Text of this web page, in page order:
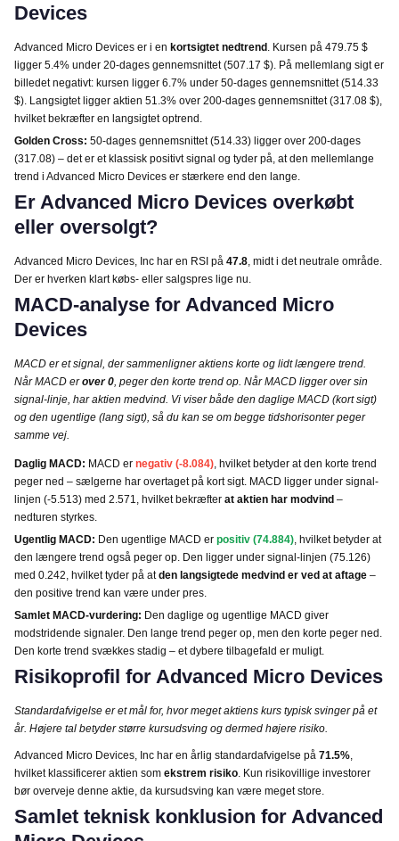
Devices
Advanced Micro Devices er i en kortsigtet nedtrend . Kursen på 479.75 $
ligger 5.4% under 20-dages gennemsnittet (507.17 $). På mellemlang sigt er
billedet negativt: kursen ligger 6.7% under 50-dages gennemsnittet (514.33
$). Langsigtet ligger aktien 51.3% over 200-dages gennemsnittet (317.08 $),
hvilket bekræfter en langsigtet optrend.
Golden Cross: 50-dages gennemsnittet (514.33) ligger over 200-dages
(317.08) – det er et klassisk positivt signal og tyder på, at den mellemlange
trend i Advanced Micro Devices er stærkere end den lange.
Er Advanced Micro Devices overkøbt
eller oversolgt?
Advanced Micro Devices, Inc har en RSI på 47.8 , midt i det neutrale område.
Der er hverken klart købs- eller salgspres lige nu.
MACD-analyse for Advanced Micro
Devices
MACD er et signal, der sammenligner aktiens korte og lidt længere trend.
Når MACD erover 0 , peger den korte trend op. Når MACD ligger over sin
signal-linje, har aktien medvind. Vi viser både den daglige MACD (kort sigt)
og den ugentlige (lang sigt), så du kan se om begge tidshorisonter peger
samme vej.
Daglig MACD: MACD er negativ (-8.084) , hvilket betyder at den korte trend
peger ned – sælgerne har overtaget på kort sigt. MACD ligger under signal-
linjen (-5.513) med 2.571, hvilket bekræfter at aktien har modvind –
nedturen styrkes.
Ugentlig MACD: Den ugentlige MACD er positiv (74.884) , hvilket betyder at
den længere trend også peger op. Den ligger under signal-linjen (75.126)
med 0.242, hvilket tyder på atden langsigtede medvind er ved at aftage –
den positive trend kan være under pres.
Samlet MACD-vurdering: Den daglige og ugentlige MACD giver
modstridende signaler. Den lange trend peger op, men den korte peger ned.
Den korte trend svækkes stadig – et dybere tilbagefald er muligt.
Risikoprofil for Advanced Micro Devices
Standardafvigelse er et mål for, hvor meget aktiens kurs typisk svinger på et
år. Højere tal betyder større kursudsving og dermed højere risiko.
Advanced Micro Devices, Inc har en årlig standardafvigelse på 71.5%
hvilket klassificerer aktien som ekstrem risiko . Kun risikovillige investorer
bør overveje denne aktie, da kursudsving kan være meget store.
Samlet teknisk konklusion for Advanced